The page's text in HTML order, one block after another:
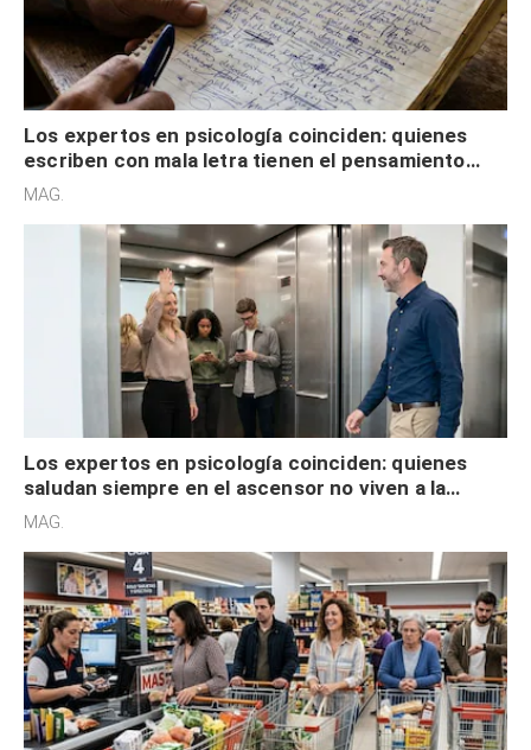
Los expertos en psicología coinciden: quienes
escriben con mala letra tienen el pensamiento
acelerado y no lo hacen por desinterés
MAG.
Los expertos en psicología coinciden: quienes
saludan siempre en el ascensor no viven a la
defensiva y tienen apertura social
MAG.